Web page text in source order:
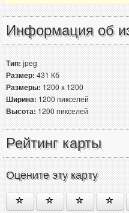
Информация об
Тип:jpeg
Размер:431 Кб
Размеры:1200 x 1200
Ширина:1200 пикселей
Высота:1200 пикселей
Рейтинг карты
Оцените эту карту